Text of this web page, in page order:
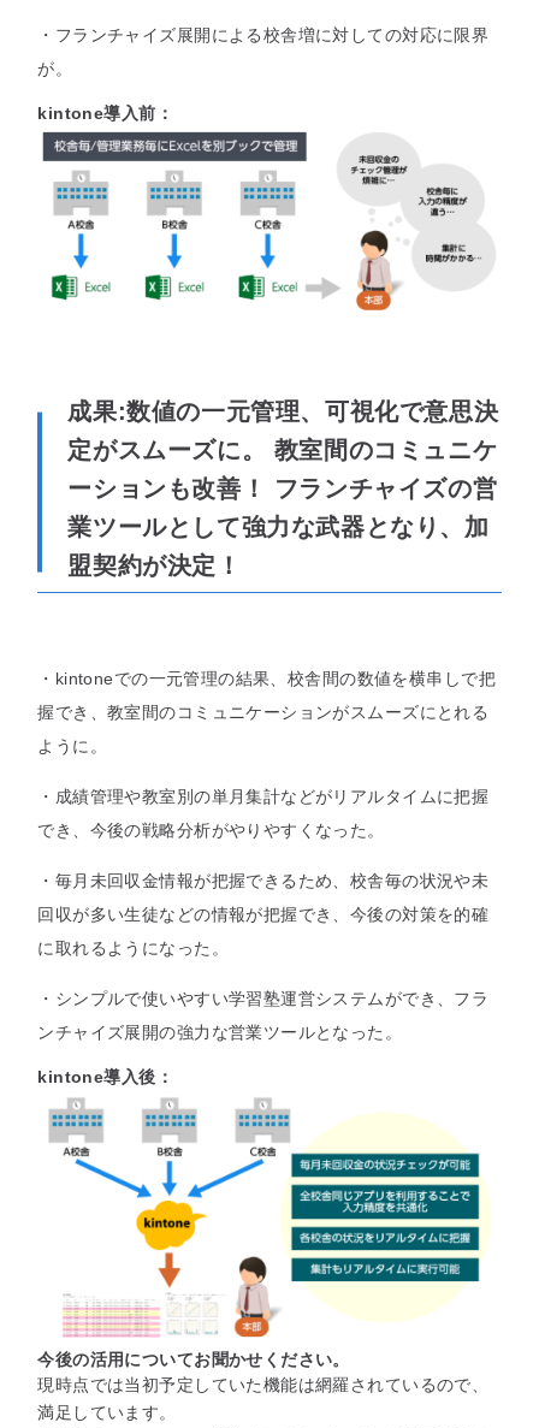
・フランチャイズ展開による校舎増に対しての対応に限界
が。
kintone導入前：
成果:数値の一元管理、可視化で意思決
定がスムーズに。 教室間のコミュニケ
ーションも改善！ フランチャイズの営
業ツールとして強力な武器となり、加
盟契約が決定！
・kintoneでの一元管理の結果、校舎間の数値を横串しで把
握でき、教室間のコミュニケーションがスムーズにとれる
ように。
・成績管理や教室別の単月集計などがリアルタイムに把握
でき、今後の戦略分析がやりやすくなった。
・毎月未回収金情報が把握できるため、校舎毎の状況や未
回収が多い生徒などの情報が把握でき、今後の対策を的確
に取れるようになった。
・シンプルで使いやすい学習塾運営システムができ、フラ
ンチャイズ展開の強力な営業ツールとなった。
kintone導入後：
今後の活用についてお聞かせください。
現時点では当初予定していた機能は網羅されているので、
満足しています。